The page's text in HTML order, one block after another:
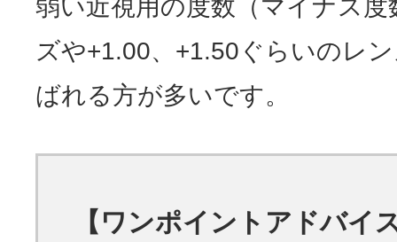
弱い近視用の度数（マイナス度
ズや+1.00、+1.50ぐらいのレ
ばれる方が多いです。
【ワンポイントアドバイ